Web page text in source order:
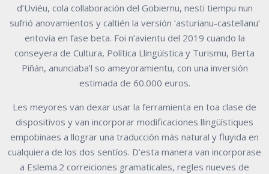
d’Uviéu, cola collaboración del Gobiernu, nesti tiempu nun
sufrió anovamientos y caltién la versión ‘asturianu-castellanu’
entovía en fase beta. Foi n’avientu del 2019 cuando la
conseyera de Cultura, Política Llingüística y Turismu, Berta
Piñán, anunciaba’l so ameyoramientu, con una inversión
estimada de 60.000 euros.
Les meyores van dexar usar la ferramienta en toa clase de
dispositivos y van incorporar modificaciones llingüístiques
empobinaes a llograr una traducción más natural y fluyida en
cualquiera de los dos sentíos. D’esta manera van incorporase
a Eslema.2 correiciones gramaticales, regles nueves de